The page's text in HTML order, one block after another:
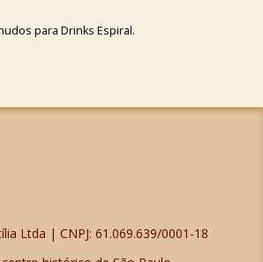
para Drinks Espiral.
Ltda | CNPJ: 61.069.639/0001-18